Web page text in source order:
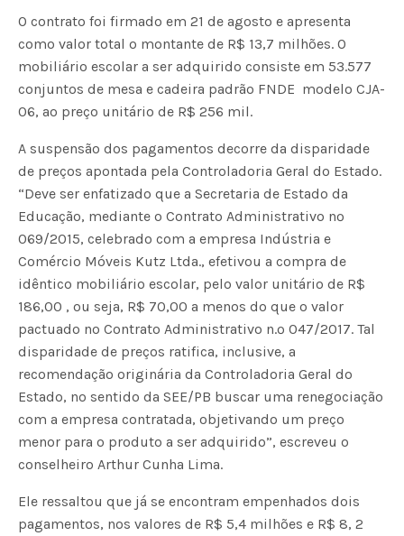
O contrato foi firmado em 21 de agosto e apresenta
como valor total o montante de R$ 13,7 milhões. O
mobiliário escolar a ser adquirido consiste em 53.577
conjuntos de mesa e cadeira padrão FNDE  modelo CJA-
06, ao preço unitário de R$ 256 mil.
A suspensão dos pagamentos decorre da disparidade
de preços apontada pela Controladoria Geral do Estado.
“Deve ser enfatizado que a Secretaria de Estado da
Educação, mediante o Contrato Administrativo nº
069/2015, celebrado com a empresa Indústria e
Comércio Móveis Kutz Ltda., efetivou a compra de
idêntico mobiliário escolar, pelo valor unitário de R$
186,00 , ou seja, R$ 70,00 a menos do que o valor
pactuado no Contrato Administrativo n.º 047/2017. Tal
disparidade de preços ratifica, inclusive, a
recomendação originária da Controladoria Geral do
Estado, no sentido da SEE/PB buscar uma renegociação
com a empresa contratada, objetivando um preço
menor para o produto a ser adquirido”, escreveu o
conselheiro Arthur Cunha Lima.
Ele ressaltou que já se encontram empenhados dois
pagamentos, nos valores de R$ 5,4 milhões e R$ 8, 2